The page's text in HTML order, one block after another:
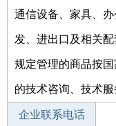
通信设备、家具、
发、进出口及相关
规定管理的商品按
的技术咨询、技术
企业联系电话